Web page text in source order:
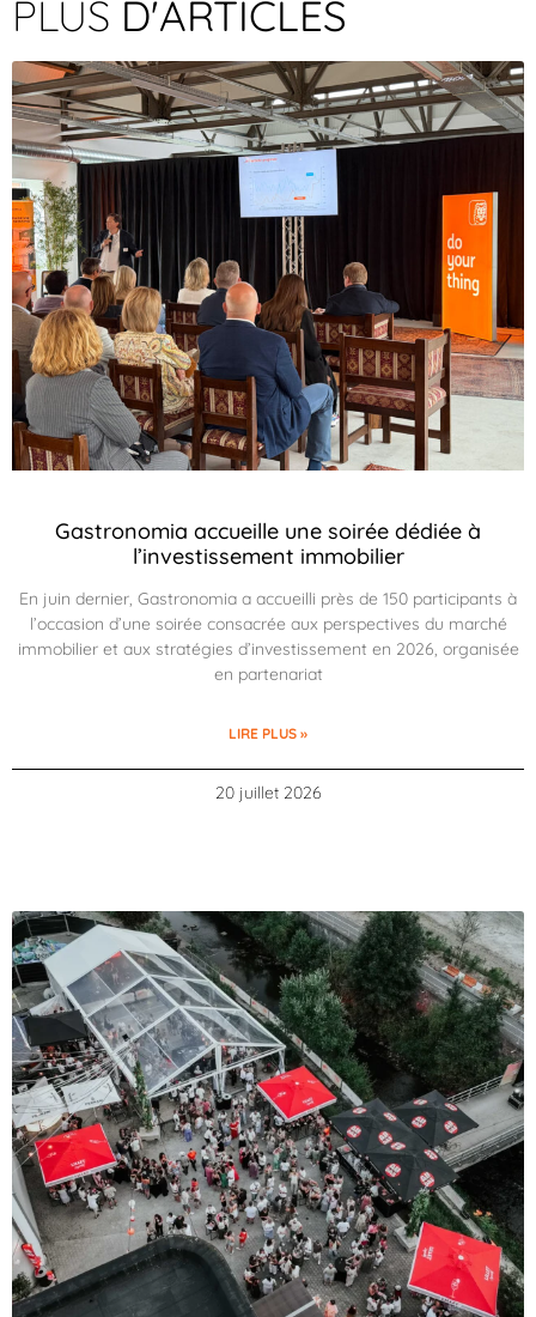
PLUS D'ARTICLES
Gastronomia accueille une soirée dédiée à
l’investissement immobilier
En juin dernier, Gastronomia a accueilli près de 150 participants à
l’occasion d’une soirée consacrée aux perspectives du marché
immobilier et aux stratégies d’investissement en 2026, organisée
en partenariat
LIRE PLUS »
20 juillet 2026